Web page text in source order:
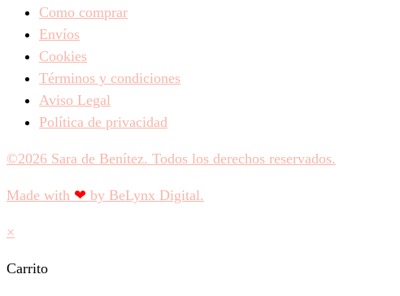
Como comprar
Envíos
Cookies
Términos y condiciones
Aviso Legal
Política de privacidad
©2026 Sara de Benítez. Todos los derechos reservados.
Made with ❤ by BeLynx Digital.​​
×
Carrito